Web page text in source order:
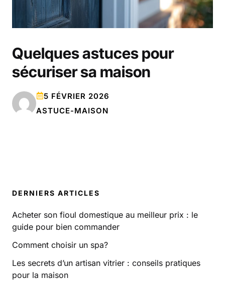
DERNIERS ARTICLES
Acheter son fioul domestique au meilleur prix : le
guide pour bien commander
Comment choisir un spa?
Les secrets d’un artisan vitrier : conseils pratiques
pour la maison
Quelques astuces pour
sécuriser sa maison
5 FÉVRIER 2026
ASTUCE-MAISON